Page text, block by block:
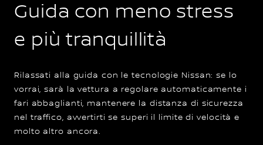
Guida con meno stress
e più tranquillità
Rilassati alla guida con le tecnologie Nissan: se lo
vorrai, sarà la vettura a regolare automaticamente i
fari abbaglianti, mantenere la distanza di sicurezza
nel traffico, avvertirti se superi il limite di velocità e
molto altro ancora.